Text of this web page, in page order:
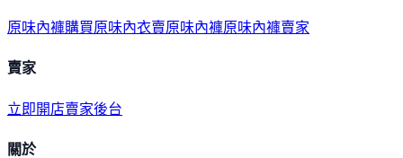
原味內褲購買原味內衣賣原味內褲原味內褲賣家
賣家
立即開店賣家後台
關於